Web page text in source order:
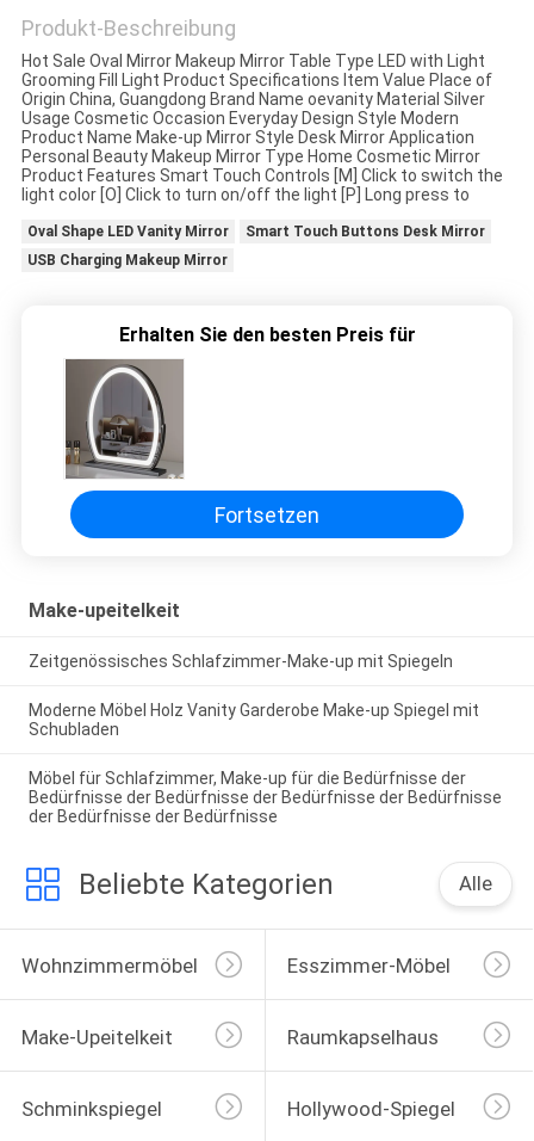
SITEMAP
PRIVACY
POLICY
Produkt-Beschreibung
Hot Sale Oval Mirror Makeup Mirror Table Type LED with Light
Grooming Fill Light Product Specifications Item Value Place of
Origin China, Guangdong Brand Name oevanity Material Silver
Usage Cosmetic Occasion Everyday Design Style Modern
Product Name Make-up Mirror Style Desk Mirror Application
Personal Beauty Makeup Mirror Type Home Cosmetic Mirror
Product Features Smart Touch Controls [M] Click to switch the
light color [O] Click to turn on/off the light [P] Long press to
Oval Shape LED Vanity Mirror
Smart Touch Buttons Desk Mirror
USB Charging Makeup Mirror
Erhalten Sie den besten Preis für
Fortsetzen
Make-upeitelkeit
Zeitgenössisches Schlafzimmer-Make-up mit Spiegeln
Moderne Möbel Holz Vanity Garderobe Make-up Spiegel mit
Schubladen
Möbel für Schlafzimmer, Make-up für die Bedürfnisse der
Bedürfnisse der Bedürfnisse der Bedürfnisse der Bedürfnisse
der Bedürfnisse der Bedürfnisse
Beliebte Kategorien Alle
Wohnzimmermöbel Esszimmer-Möbel
Make-Upeitelkeit Raumkapselhaus
Schminkspiegel Hollywood-Spiegel